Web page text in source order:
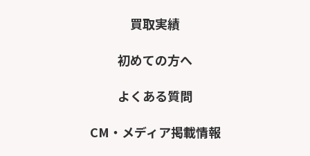
買取実績
初めての方へ
よくある質問
CM・メディア掲載情報